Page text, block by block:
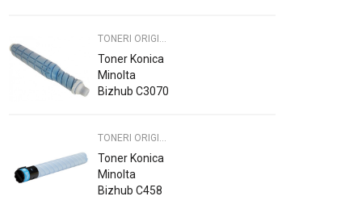
Original POLA
TONERI ORIGINAL KM
Toner Konica
Minolta
Bizhub C3070
TONERI ORIGINAL KM
Toner Konica
Minolta
Bizhub C458